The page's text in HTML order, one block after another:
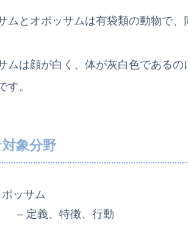
ムとオポッサムは有袋類の動物で
ムは顔が白く、体が灰白色である
す。
象分野
ポッサム
– 定義、特徴、行動